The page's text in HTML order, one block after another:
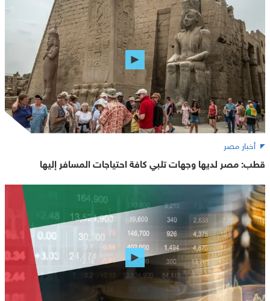
أخبار مصر
قطب: مصر لديها وجهات تلبي كافة احتياجات المسافر إليها